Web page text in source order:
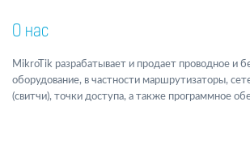
О нас
MikroTik разрабатывает и продает проводное и
оборудование, в частности маршрутизаторы,
(свитчи), точки доступа, а также программное